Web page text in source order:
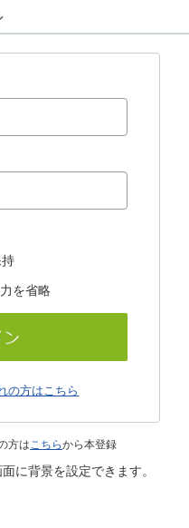
を省略
の方はこちら
方はこちらから本登録
に背景を設定できます。